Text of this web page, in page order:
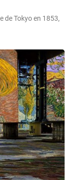
de Tokyo en 1853,